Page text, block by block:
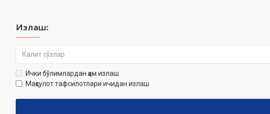
Излаш:
Ички бўлимлардан ҳам излаш
Маҳсулот тафсилотлари ичидан излаш